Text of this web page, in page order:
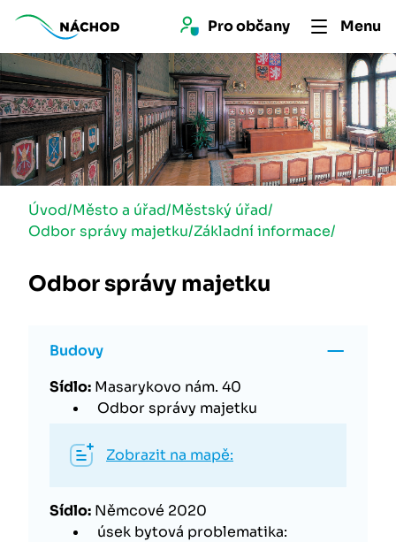
Pro občany Menu
Úvod/Město a úřad/Městský úřad/
Odbor správy majetku/Základní informace/
Odbor správy majetku
Budovy
Sídlo: Masarykovo nám. 40
Odbor správy majetku
Zobrazit na mapě:
Sídlo: Němcové 2020
úsek bytová problematika: